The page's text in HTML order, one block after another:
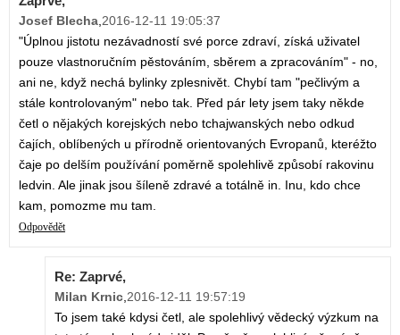
Josef Blecha,2016-12-11 19:05:37
"Úplnou jistotu nezávadností své porce zdraví, získá uživatel
pouze vlastnoručním pěstováním, sběrem a zpracováním" - no,
ani ne, když nechá bylinky zplesnivět. Chybí tam "pečlivým a
stále kontrolovaným" nebo tak. Před pár lety jsem taky někde
četl o nějakých korejských nebo tchajwanských nebo odkud
čajích, oblíbených u přírodně orientovaných Evropanů, kteréžto
čaje po delším používání poměrně spolehlivě způsobí rakovinu
ledvin. Ale jinak jsou šíleně zdravé a totálně in. Inu, kdo chce
kam, pomozme mu tam.
Odpovědět
Re: Zaprvé,
Milan Krnic,2016-12-11 19:57:19
To jsem také kdysi četl, ale spolehlivý vědecký výzkum na